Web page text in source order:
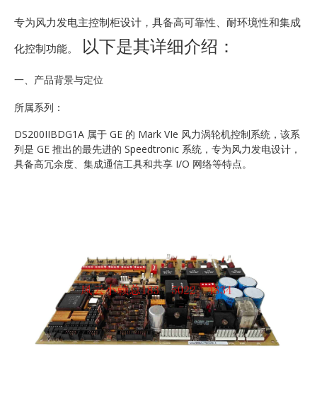
专为风力发电主控制柜设计，具备高可靠性、耐环境性和集成
化控制功能。
以下是其详细介绍：
一、产品背景与定位
所属系列：
DS200IIBDG1A 属于 GE 的 Mark VIe 风力涡轮机控制系统，该系
列是 GE 推出的最先进的 Speedtronic 系统，专为风力发电设计，
具备高冗余度、集成通信工具和共享 I/O 网络等特点。